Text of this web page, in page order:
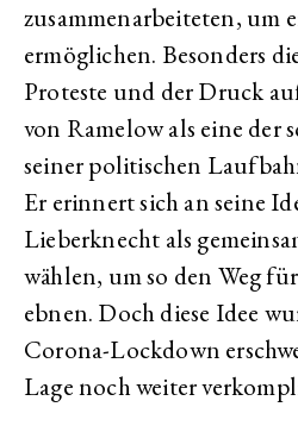
zusammenarbeiteten, um
ermöglichen. Besonders
Proteste und der Druck
von Ramelow als eine der
seiner politischen
Er erinnert sich an seine
Lieberknecht als
wählen, um so den Weg
ebnen. Doch diese Idee
Corona-Lockdown
Lage noch weiter